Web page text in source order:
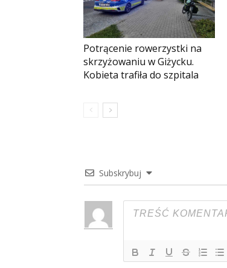
Potrącenie rowerzystki na
skrzyżowaniu w Giżycku.
Kobieta trafiła do szpitala
Subskrybuj